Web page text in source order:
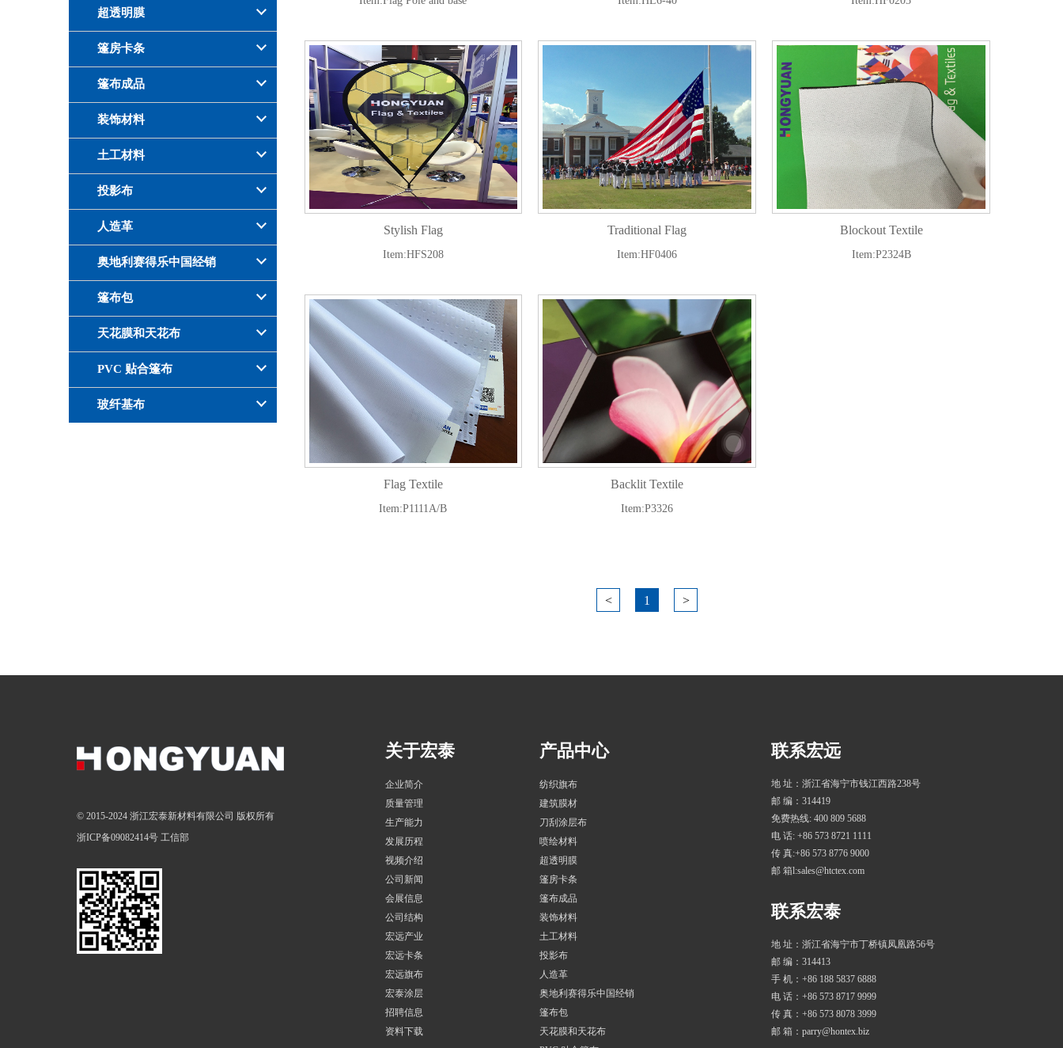
超透明膜
篷房卡条
篷布成品
装饰材料
土工材料
投影布
人造革
奥地利赛得乐中国经销
篷布包
天花膜和天花布
PVC 贴合篷布
玻纤基布
Stylish Flag
Item:HFS208
Traditional Flag
Item:HF0406
Blockout Textile
Item:P2324B
Flag Textile
Item:P1111A/B
Backlit Textile
Item:P3326
< 1 >
© 2015-2024 浙江宏泰新材料有限公司 版权所有
浙ICP备09082414号 工信部
关于宏泰
企业简介
质量管理
生产能力
发展历程
视频介绍
公司新闻
会展信息
公司结构
宏远产业
宏远卡条
宏远旗布
宏泰涂层
招聘信息
资料下载
产品中心
纺织旗布
建筑膜材
刀刮涂层布
喷绘材料
超透明膜
篷房卡条
篷布成品
装饰材料
土工材料
投影布
人造革
奥地利赛得乐中国经销
篷布包
天花膜和天花布
联系宏远
地 址：浙江省海宁市钱江西路238号
邮 编：314419
免费热线: 400 809 5688
电 话: +86 573 8721 1111
传 真:+86 573 8776 9000
邮 箱l:sales@htctex.com
联系宏泰
地 址：浙江省海宁市丁桥镇凤凰路56号
邮 编：314413
手 机：+86 188 5837 6888
电 话：+86 573 8717 9999
传 真：+86 573 8078 3999
邮 箱：parry@hontex.biz